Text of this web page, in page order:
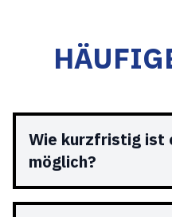
Wie kurzfristig ist
möglich?